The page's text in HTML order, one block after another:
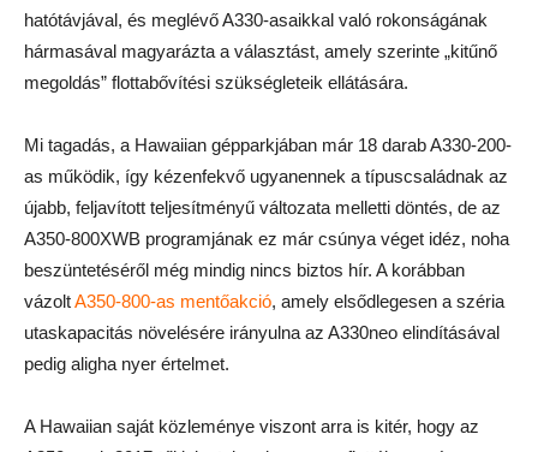
hatótávjával, és meglévő A330-asaikkal való rokonságának
hármasával magyarázta a választást, amely szerinte „kitűnő
megoldás” flottabővítési szükségleteik ellátására.
Mi tagadás, a Hawaiian gépparkjában már 18 darab A330-200-
as működik, így kézenfekvő ugyanennek a típuscsaládnak az
újabb, feljavított teljesítményű változata melletti döntés, de az
A350-800XWB programjának ez már csúnya véget idéz, noha
beszüntetéséről még mindig nincs biztos hír. A korábban
vázoltA350-800-as mentőakció, amely elsődlegesen a széria
utaskapacitás növelésére irányulna az A330neo elindításával
pedig aligha nyer értelmet.
A Hawaiian saját közleménye viszont arra is kitér, hogy az